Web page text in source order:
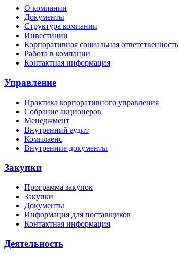
О компании
Документы
Структура компании
Инвестиции
Корпоративная социальная ответственность
Работа в компании
Контактная информация
Управление
Практика корпоративного управления
Собрание акционеров
Менеджмент
Внутренний аудит
Комплаенс
Внутренние документы
Закупки
Программа закупок
Закупки
Документы
Информация для поставщиков
Контактная информация
Деятельность